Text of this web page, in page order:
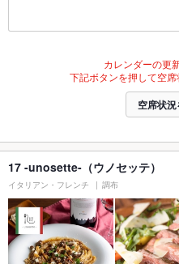
カレンダーの更
下記ボタンを押して空席
空席状
17 -unosette-（ウノセッテ）
イタリアン・フレンチ 調布